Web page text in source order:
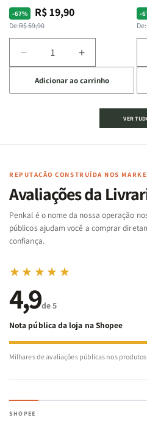
-67%
Preço
normal
De:R$ 59,90
Preço
promocional
R$ 19,90
Diminuir
a
quantidade
de
Cartas
Famílias
Bíblia
-
Penkal
Aumentar
a
quantidade
de
Jogo
Cartas
Famílias
da
Bíblia
-
Penkal
Adicionar ao carrinho
-
De:
VER
REPUTAÇÃO CONSTRUÍDA NOS
Avaliações da
Penkal é o nome da nossa operação
públicos ajudam você a comprar
confiança.
★★★★★
4,9de 5
Nota pública da loja na Shopee
Milhares de avaliações públicas nos
SHOPEE